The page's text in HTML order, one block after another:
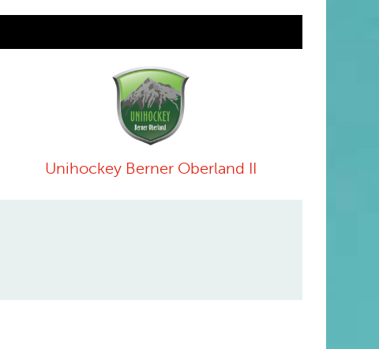
Unihockey Berner Oberland II